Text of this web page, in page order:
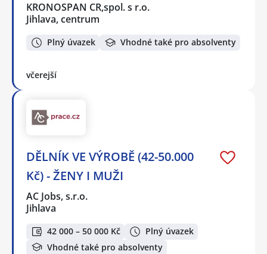
KRONOSPAN CR,spol. s r.o.
Jihlava, centrum
Plný úvazek Vhodné také pro absolventy
včerejší
DĚLNÍK VE VÝROBĚ (42-50.000
Kč) - ŽENY I MUŽI
AC Jobs, s.r.o.
Jihlava
42 000 – 50 000 Kč
Plný úvazek
Vhodné také pro absolventy